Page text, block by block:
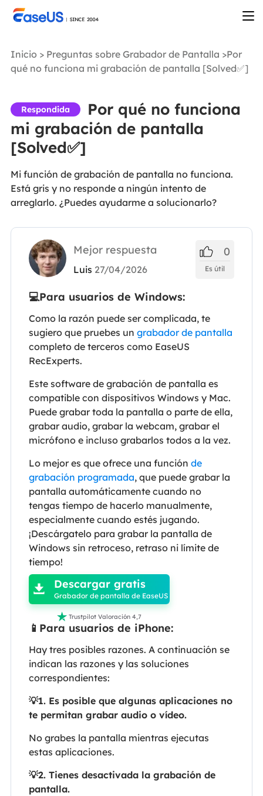
Inicio > Preguntas sobre Grabador de Pantalla >Por
qué no funciona mi grabación de pantalla [Solved✅]
Respondida
Por qué no funciona
mi grabación de pantalla
[Solved✅]
Mi función de grabación de pantalla no funciona.
Está gris y no responde a ningún intento de
arreglarlo. ¿Puedes ayudarme a solucionarlo?
Mejor respuesta
Luis 27/04/2026
0
Es útil
💻Para usuarios de Windows:
Como la razón puede ser complicada, te
sugiero que pruebes un grabador de pantalla
completo de terceros como EaseUS
RecExperts.
Este software de grabación de pantalla es
compatible con dispositivos Windows y Mac.
Puede grabar toda la pantalla o parte de ella,
grabar audio, grabar la webcam, grabar el
micrófono e incluso grabarlos todos a la vez.
Lo mejor es que ofrece una función de
grabación programada, que puede grabar la
pantalla automáticamente cuando no
tengas tiempo de hacerlo manualmente,
especialmente cuando estés jugando.
¡Descárgatelo para grabar la pantalla de
Windows sin retroceso, retraso ni límite de
tiempo!

 Descargar gratis
Grabador de pantalla de EaseUS
 Trustpilot Valoración 4,7
📱Para usuarios de iPhone:
Hay tres posibles razones. A continuación se
indican las razones y las soluciones
correspondientes:
💡1. Es posible que algunas aplicaciones no
te permitan grabar audio o vídeo.
No grabes la pantalla mientras ejecutas
estas aplicaciones.
💡2. Tienes desactivada la grabación de
pantalla.